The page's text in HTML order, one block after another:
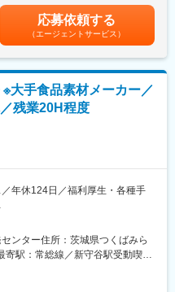
スの取れた多角経営＞
事業が占める割合が約７０％、
りました。食品事業の構成比率
製粉事業と、成長ドライバーと
た多角経営を着実に進めていま
チーム・プロジェクトリーダ
リアパスも想定した戦略的増員
ロジェクトマネジメント業務を
飲料商品の上市に向けた技術検
素材の飲料への応用検討、製品
発：最新の知見や分析技術を駆
最適化、新規原材料の評価・選
ボトル以外の容器形態や飲用シ
品の開発
大（プラズマ乳酸菌飲料）
性があります。月給(月額)は固定
応募依頼する
（エージェントサービス）
※大手食品素材メーカー／
残業20H程度
／年休124日／福利厚生・各種手
務用チョコレートなどの製菓・
生産・販売）である当社のつく
務をお任せします。
ンター住所：茨城県つくばみら
寄駅：常総線／新守谷駅受動喫煙
、就業時間中全面禁煙）